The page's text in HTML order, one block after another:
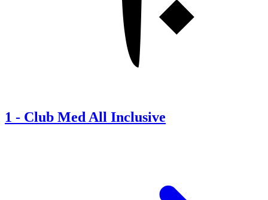
1 - Club Med All Inclusive